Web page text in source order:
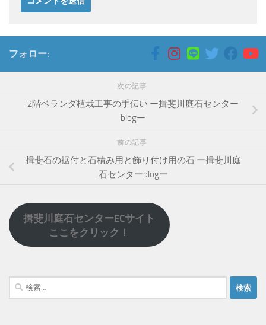
フォロー:
次の記事
2階ベランダ植栽工事の手伝い ー揖斐川庭石センター
blogー
前の記事
揖斐石の据付と石積み用と飾り付け用の石 ー揖斐川庭
石センターblogー
揖斐川庭石センターECサイト
ここをクリック！
検
索: